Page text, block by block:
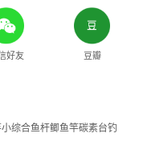
好友 豆瓣
综合鱼杆鲫鱼竿碳素台钓